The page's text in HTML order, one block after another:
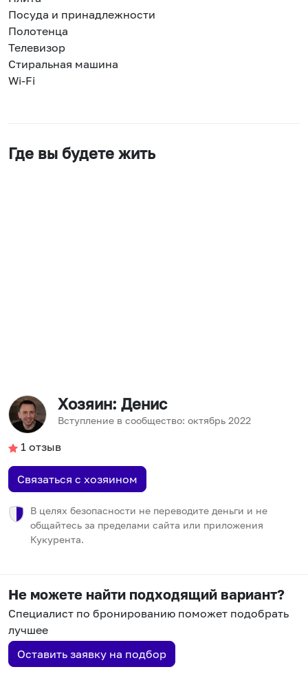
Посуда и принадлежности
Полотенца
Телевизор
Стиральная машина
Wi-Fi
Где вы будете жить
Хозяин: Денис
Вступление в сообщество: октябрь 2022
1 отзыв
Связаться с хозяином
В целях безопасности не переводите деньги и не
общайтесь за пределами сайта или приложения
Кукурента.
Не можете найти подходящий вариант?
Специалист по бронированию поможет подобрать
лучшее
Оставить заявку на подбор